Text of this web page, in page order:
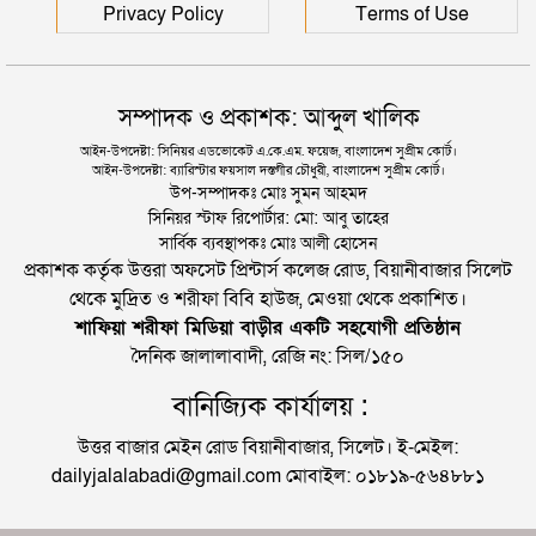
Privacy Policy Terms of Use
সম্পাদক ও প্রকাশক: আব্দুল খালিক
আইন-উপদেষ্টা: সিনিয়র এডভোকেট এ.কে.এম. ফয়েজ, বাংলাদেশ সুপ্রীম কোর্ট।
আইন-উপদেষ্টা: ব্যারিস্টার ফয়সাল দস্তগীর চৌধুরী, বাংলাদেশ সুপ্রীম কোর্ট।
উপ-সম্পাদকঃ মোঃ সুমন আহমদ
সিনিয়র স্টাফ রিপোর্টার: মো: আবু তাহের
সার্বিক ব্যবস্থাপকঃ মোঃ আলী হোসেন
প্রকাশক কর্তৃক উত্তরা অফসেট প্রিন্টার্স কলেজ রোড, বিয়ানীবাজার সিলেট
থেকে মুদ্রিত ও শরীফা বিবি হাউজ, মেওয়া থেকে প্রকাশিত।
শাফিয়া শরীফা মিডিয়া বাড়ীর একটি সহযোগী প্রতিষ্ঠান
দৈনিক জালালাবাদী, রেজি নং: সিল/১৫০
বানিজ্যিক কার্যালয় :
উত্তর বাজার মেইন রোড বিয়ানীবাজার, সিলেট। ই-মেইল:
dailyjalalabadi@gmail.com মোবাইল: ০১৮১৯-৫৬৪৮৮১